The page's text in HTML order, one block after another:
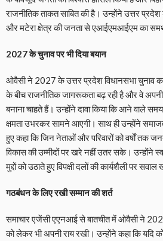
राजनीतिक ताकत साबित की है। उन्होंने उत्तर
और मटेरा क्षेत्र की जनता से एआईएमआईएम का
2027 के चुनाव पर भी दिया बयान
ओवैसी ने 2027 के उत्तर प्रदेश विधानसभा चुनाव
के बीच राजनीतिक जागरूकता बढ़ रही है और वे
बनाना चाहते हैं। उन्होंने दावा किया कि आने वाले
क्षमता उभरकर सामने आएगी। साथ ही उन्होंने
हुए कहा कि जिन नेताओं और परिवारों को वर्षों तक
विकास की उम्मीदों पर खरे नहीं उतर सके। उन्होंने
मुद्दों को उठाते हुए विपक्षी दलों की कार्यशैली पर
गठबंधन के लिए रखी सम्मान की शर्त
समाचार एजेंसी एएनआई से बातचीत में ओवैसी ने
को लेकर भी अपनी राय रखी। उन्होंने कहा कि यदि